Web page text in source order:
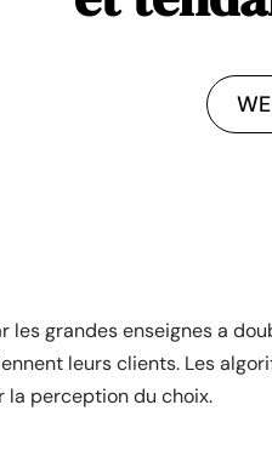
les grandes enseignes a
leurs clients. Les
la perception du choix.